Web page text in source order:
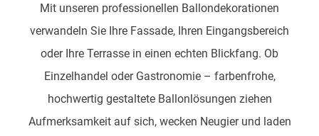
Mit unseren professionellen Ballondekorationen
verwandeln Sie Ihre Fassade, Ihren Eingangsbereich
oder Ihre Terrasse in einen echten Blickfang. Ob
Einzelhandel oder Gastronomie – farbenfrohe,
hochwertig gestaltete Ballonlösungen ziehen
Aufmerksamkeit auf sich, wecken Neugier und laden